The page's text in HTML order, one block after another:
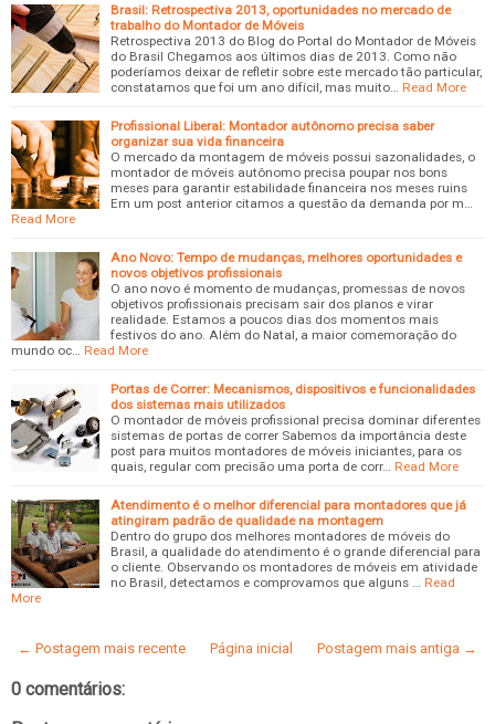
Brasil: Retrospectiva 2013, oportunidades no mercado de
trabalho do Montador de Móveis
Retrospectiva 2013 do Blog do Portal do Montador de Móveis
do Brasil Chegamos aos últimos dias de 2013. Como não
poderíamos deixar de refletir sobre este mercado tão particular,
constatamos que foi um ano difícil, mas muito…
Read More
Profissional Liberal: Montador autônomo precisa saber
organizar sua vida financeira
O mercado da montagem de móveis possui sazonalidades, o
montador de móveis autônomo precisa poupar nos bons
meses para garantir estabilidade financeira nos meses ruins
Em um post anterior citamos a questão da demanda por m…
Read More
Ano Novo: Tempo de mudanças, melhores oportunidades e
novos objetivos profissionais
O ano novo é momento de mudanças, promessas de novos
objetivos profissionais precisam sair dos planos e virar
realidade. Estamos a poucos dias dos momentos mais
festivos do ano. Além do Natal, a maior comemoração do
mundo oc…
Read More
Portas de Correr: Mecanismos, dispositivos e funcionalidades
dos sistemas mais utilizados
O montador de móveis profissional precisa dominar diferentes
sistemas de portas de correr Sabemos da importância deste
post para muitos montadores de móveis iniciantes, para os
quais, regular com precisão uma porta de corr…
Read More
Atendimento é o melhor diferencial para montadores que já
atingiram padrão de qualidade na montagem
Dentro do grupo dos melhores montadores de móveis do
Brasil, a qualidade do atendimento é o grande diferencial para
o cliente. Observando os montadores de móveis em atividade
no Brasil, detectamos e comprovamos que alguns …
Read
More
← Postagem mais recente Postagem mais antiga →
Página inicial
0 comentários: